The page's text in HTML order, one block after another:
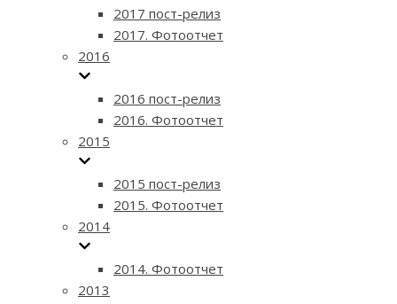
2017 пост-релиз
2017. Фотоотчет
2016
2016 пост-релиз
2016. Фотоотчет
2015
2015 пост-релиз
2015. Фотоотчет
2014
2014. Фотоотчет
2013